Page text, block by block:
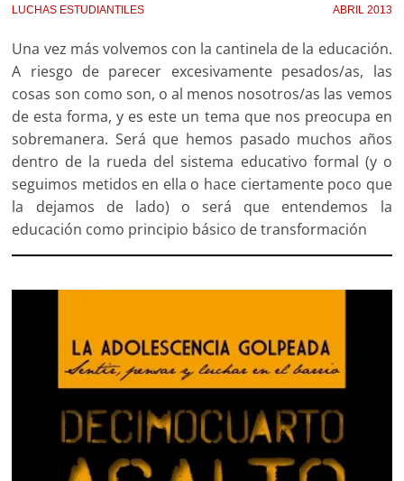
LUCHAS ESTUDIANTILES ABRIL 2013
Una vez más volvemos con la cantinela de la educación.
A riesgo de parecer excesivamente pesados/as, las
cosas son como son, o al menos nosotros/as las vemos
de esta forma, y es este un tema que nos preocupa en
sobremanera. Será que hemos pasado muchos años
dentro de la rueda del sistema educativo formal (y o
seguimos metidos en ella o hace ciertamente poco que
la dejamos de lado) o será que entendemos la
educación como principio básico de transformación